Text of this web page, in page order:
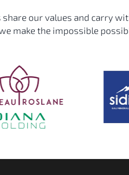
our values and carry
make the impossible